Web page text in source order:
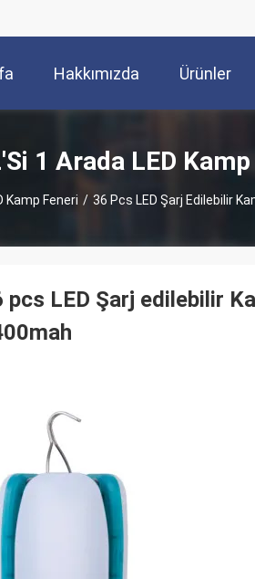
Hakkımızda Ürünler
1 Arada LED
Kamp Feneri / 36 Pcs LED Şarj Edilebilir
pcs LED Şarj edilebilir